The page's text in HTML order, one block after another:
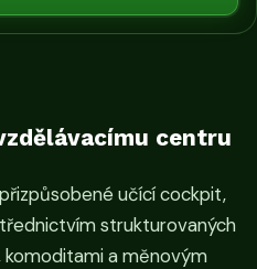
centru
učící cockpit,
strukturovaných
komoditami a měnovým